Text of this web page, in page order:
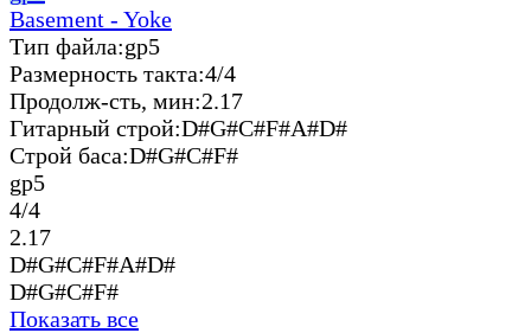
Basement - Yoke
Тип файла:gp5
Размерность такта:4/4
Продолж-сть, мин:2.17
Гитарный строй:D#G#C#F#A#D#
Строй баса:D#G#C#F#
gp5
4/4
2.17
D#G#C#F#A#D#
D#G#C#F#
Показать все